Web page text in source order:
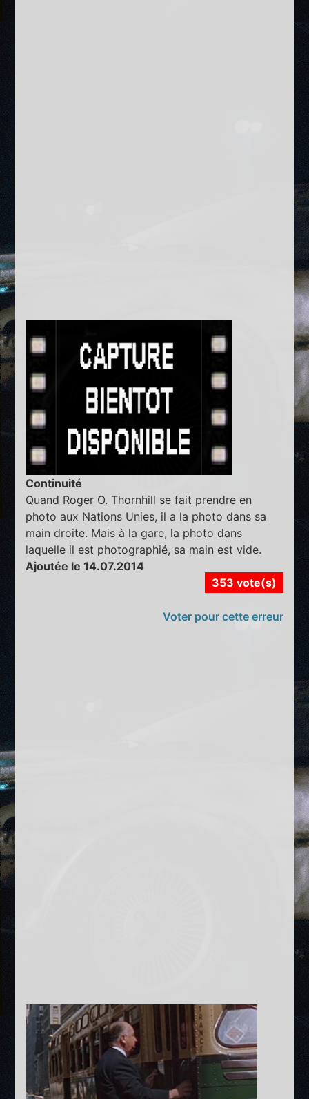
Continuité
Quand Roger O. Thornhill se fait prendre en
photo aux Nations Unies, il a la photo dans sa
main droite. Mais à la gare, la photo dans
laquelle il est photographié, sa main est vide.
Ajoutée le 14.07.2014
353 vote(s)
Voter pour cette erreur